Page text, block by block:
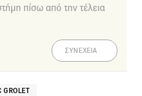
πίσω από την τέλεια
ΣΥΝΕΧΕΙΑ
GROLET